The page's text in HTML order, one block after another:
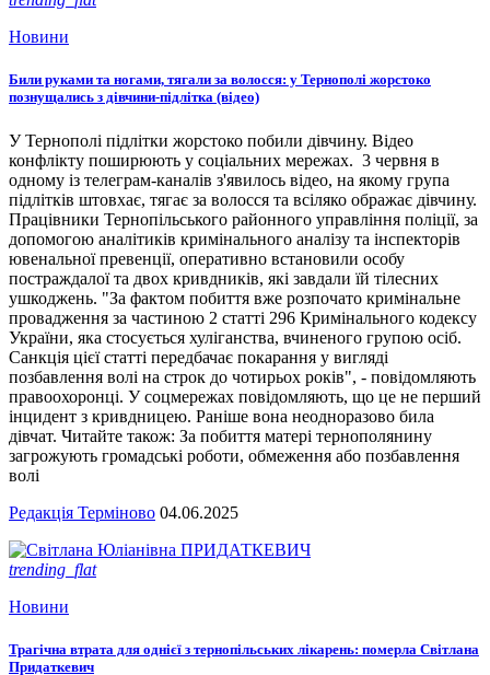
Новини
Били руками та ногами, тягали за волосся: у Тернополі жорстоко
познущались з дівчини-підлітка (відео)
У Тернополі підлітки жорстоко побили дівчину. Відео
конфлікту поширюють у соціальних мережах. 3 червня в
одному із телеграм-каналів з'явилось відео, на якому група
підлітків штовхає, тягає за волосся та всіляко ображає дівчину.
Працівники Тернопільського районного управління поліції, за
допомогою аналітиків кримінального аналізу та інспекторів
ювенальної превенції, оперативно встановили особу
постраждалої та двох кривдників, які завдали їй тілесних
ушкоджень. "За фактом побиття вже розпочато кримінальне
провадження за частиною 2 статті 296 Кримінального кодексу
України, яка стосується хуліганства, вчиненого групою осіб.
Санкція цієї статті передбачає покарання у вигляді
позбавлення волі на строк до чотирьох років", - повідомляють
правоохоронці. У соцмережах повідомляють, що це не перший
інцидент з кривдницею. Раніше вона неодноразово била
дівчат. Читайте також: За побиття матері тернополянину
загрожують громадські роботи, обмеження або позбавлення
волі
Редакція Терміново 04.06.2025
trending_flat
Новини
Трагічна втрата для однієї з тернопільських лікарень: померла Світлана
Придаткевич